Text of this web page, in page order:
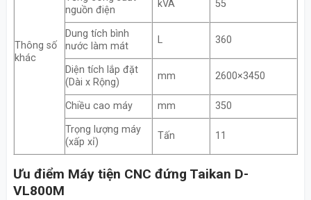
Thông số
khác
nguồn điện
kVA 55
Dung tích bình
nước làm mát
L 360
Diện tích lắp đặt
(Dài x Rộng)
mm 2600×3450
Chiều cao máy mm
350
Trọng lượng máy
(xấp xỉ)
Tấn 11
Ưu điểm Máy tiện CNC đứng Taikan D-
VL800M